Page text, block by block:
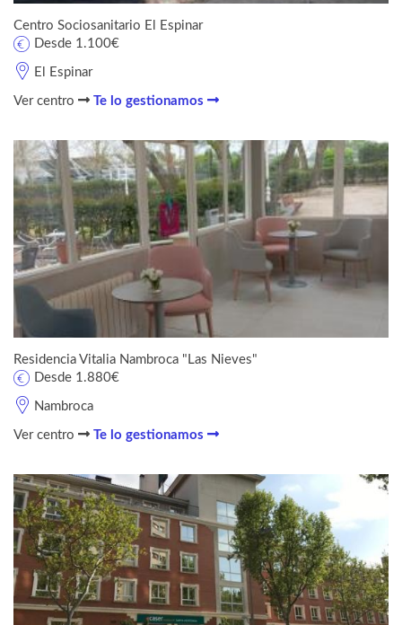
Centro Sociosanitario El Espinar
El Espinar
Desde 1.100€
Ver centro Te lo gestionamos
Residencia Vitalia Nambroca "Las Nieves"
Nambroca
Desde 1.880€
Ver centro Te lo gestionamos